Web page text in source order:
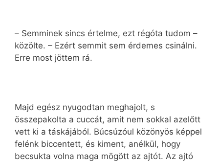
– Semminek sincs értelme, ezt régóta tudom –
közölte. – Ezért semmit sem érdemes csinálni.
Erre most jöttem rá.
Majd egész nyugodtan meghajolt, s
összepakolta a cuccát, amit nem sokkal azelőtt
vett ki a táskájából. Búcsúzóul közönyös képpel
felénk biccentett, és kiment, anélkül, hogy
becsukta volna maga mögött az ajtót. Az ajtó